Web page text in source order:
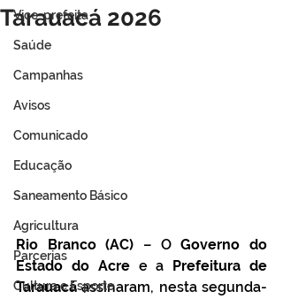
Vice-prefeita
Saúde
Campanhas
Avisos
Comunicado
Educação
Saneamento Básico
Agricultura
Parcerias
Cultura e Esporte
Tarauacá 2026
Rio Branco (AC) – O Governo do
Estado do Acre e a
Prefeitura de
Tarauacá assinaram, nesta segunda-